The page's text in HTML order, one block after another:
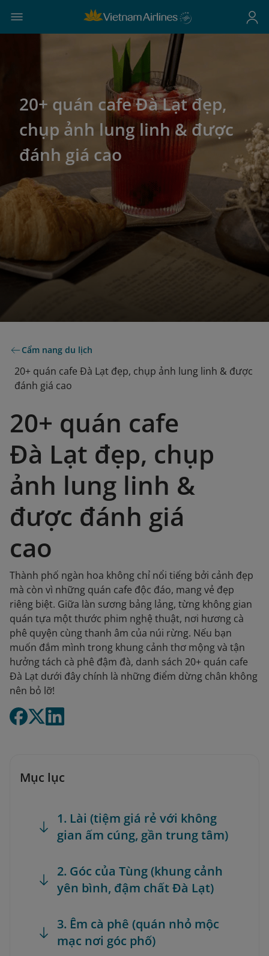
20+ quán cafe Đà Lạt đẹp,
chụp ảnh lung linh & được
đánh giá cao
Cẩm nang du lịch
20+ quán cafe Đà Lạt đẹp, chụp ảnh lung linh & được
đánh giá cao
20+ quán cafe
Đà Lạt đẹp, chụp
ảnh lung linh &
được đánh giá
cao
Thành phố ngàn hoa không chỉ nổi tiếng bởi cảnh đẹp
mà còn vì những quán cafe độc đáo, mang vẻ đẹp
riêng biệt. Giữa làn sương bảng lảng, từng không gian
quán tựa một thước phim nghệ thuật, nơi hương cà
phê quyện cùng thanh âm của núi rừng. Nếu bạn
muốn đắm mình trong khung cảnh thơ mộng và tận
hưởng tách cà phê đậm đà, danh sách 20+ quán cafe
Đà Lạt dưới đây chính là những điểm dừng chân không
nên bỏ lỡ!
Mục lục
1. Lài (tiệm giá rẻ với không
gian ấm cúng, gần trung tâm)
2. Góc của Tùng (khung cảnh
yên bình, đậm chất Đà Lạt)
3. Êm cà phê (quán nhỏ mộc
mạc nơi góc phố)